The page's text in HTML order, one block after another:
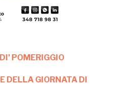
POMERIGGIO
DELLA GIORNATA DI